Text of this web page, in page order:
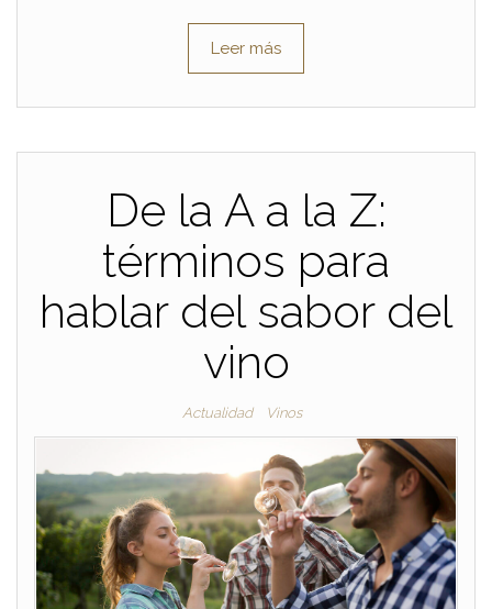
Leer más
De la A a la Z:
términos para
hablar del sabor del
vino
Actualidad Vinos